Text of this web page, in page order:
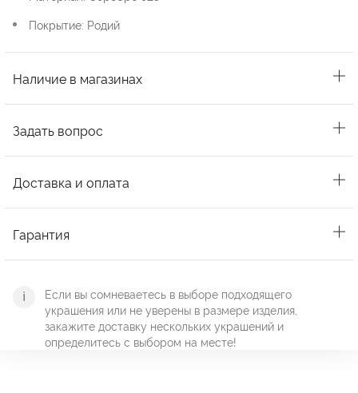
Покрытие: Родий
Наличие в магазинах
Задать вопрос
Доставка и оплата
Гарантия
Если вы сомневаетесь в выборе подходящего
украшения или не уверены в размере изделия,
закажите доставку нескольких украшений и
определитесь с выбором на месте!